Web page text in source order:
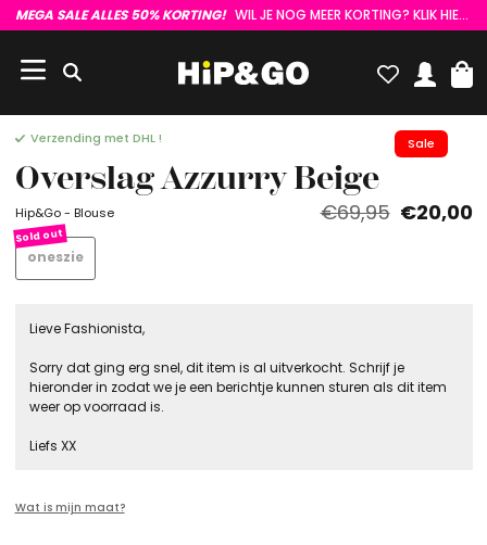
MEGA SALE ALLES 50% KORTING! WIL JE NOG MEER KORTING? KLIK HIER :)
Sale
Verzending met DHL !
Overslag Azzurry Beige
Hip&Go - Blouse €69,95 €20,00
oneszie
Lieve Fashionista,
Sorry dat ging erg snel, dit item is al uitverkocht. Schrijf je
hieronder in zodat we je een berichtje kunnen sturen als dit item
weer op voorraad is.
Liefs XX
Wat is mijn maat?